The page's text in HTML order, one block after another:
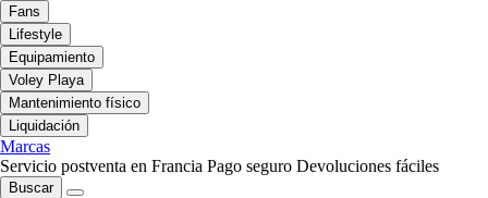
Fans
Lifestyle
Equipamiento
Voley Playa
Mantenimiento físico
Liquidación
Marcas
Servicio postventa en Francia Pago seguro Devoluciones fáciles
Buscar